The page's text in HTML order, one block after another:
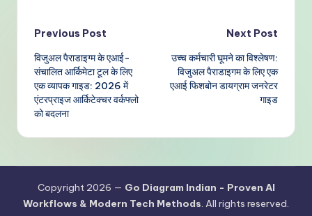
Post
navigation
Previous Post
विजुअल पैराडाइग्म के एआई-
संचालित आर्किमेटा टूल के लिए
एक व्यापक गाइड: 2026 में
एंटरप्राइज आर्किटेक्चर वर्कफ्लो
को बदलना
Next Post
उच्च कर्मचारी घूमने का विश्लेषण:
विजुअल पैराडाइगम के लिए एक
एआई फिशबोन डायग्राम जनरेटर
गाइड
Copyright 2026 — Go Diagram Indian - Proven AI
Workflows & Modern Tech Methods. All rights reserved.